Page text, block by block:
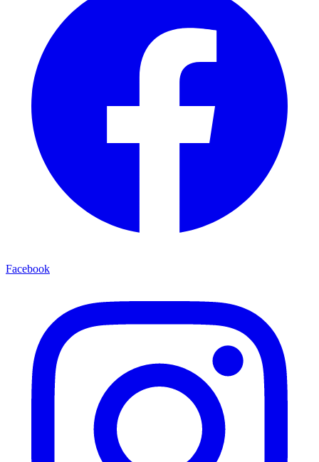
Facebook